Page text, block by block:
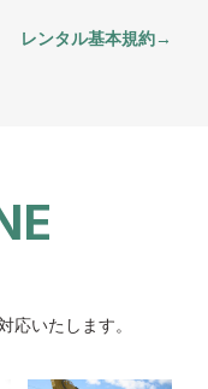
レンタル基本規約→
応いたします。